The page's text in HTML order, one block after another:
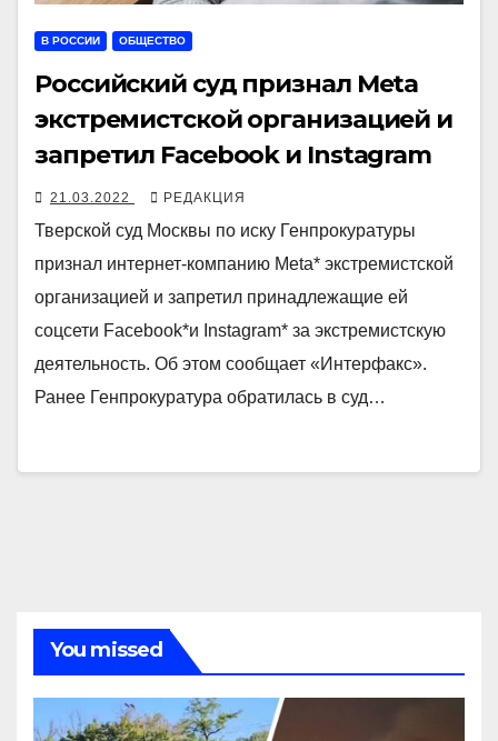
В РОССИИ ОБЩЕСТВО
Российский суд признал Meta
экстремистской организацией и
запретил Facebook и Instagram
21.03.2022 РЕДАКЦИЯ
Тверской суд Москвы по иску Генпрокуратуры
признал интернет-компанию Meta* экстремистской
организацией и запретил принадлежащие ей
соцсети Facebook*и Instagram* за экстремистскую
деятельность. Об этом сообщает «Интерфакс».
Ранее Генпрокуратура обратилась в суд…
You missed